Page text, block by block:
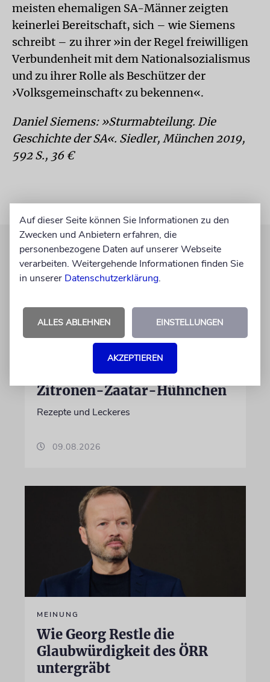
meisten ehemaligen SA-Männer zeigten
keinerlei Bereitschaft, sich – wie Siemens
schreibt – zu ihrer »in der Regel freiwilligen
Verbundenheit mit dem Nationalsozialismus
und zu ihrer Rolle als Beschützer der
›Volksgemeinschaft‹ zu bekennen«.
Daniel Siemens: »Sturmabteilung. Die
Geschichte der SA«. Siedler, München 2019,
592 S., 36 €
AUFGEGABELT
Zitronen-Zaatar-Hühnchen
Rezepte und Leckeres
09.08.2026
MEINUNG
Wie Georg Restle die
Glaubwürdigkeit des ÖRR
untergräbt
Auf dieser Seite können Sie Informationen zu den
Zwecken und Anbietern erfahren, die
personenbezogene Daten auf unserer Webseite
verarbeiten. Weitergehende Informationen finden Sie
in unserer Datenschutzerklärung.
ALLES ABLEHNEN EINSTELLUNGEN
AKZEPTIEREN